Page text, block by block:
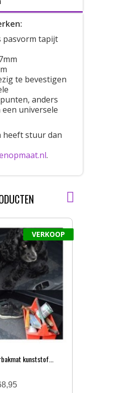
pasvorm tapijt
te bevestigen
anders
universele
heeft stuur dan
.
VERKOOP
kunststof...